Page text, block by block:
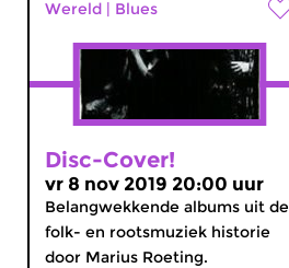
Wereld | Blues
Disc-Cover!
vr 8 nov 2019 20:00 uur
Belangwekkende albums uit de
folk- en rootsmuziek historie
door Marius Roeting.